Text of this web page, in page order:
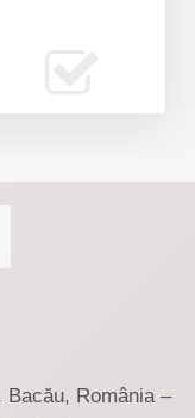
Bacău, România–